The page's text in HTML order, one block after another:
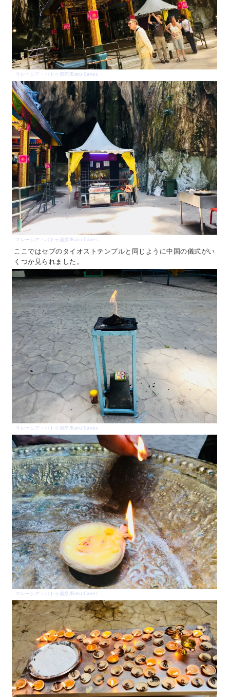
マレーシア・バトゥ洞窟/Batu Caves
マレーシア・バトゥ洞窟/Batu Caves
ここではセブのタイオストテンプルと同じように中国の儀式がい
くつか見られました。
マレーシア・バトゥ洞窟/Batu Caves
マレーシア・バトゥ洞窟/Batu Caves